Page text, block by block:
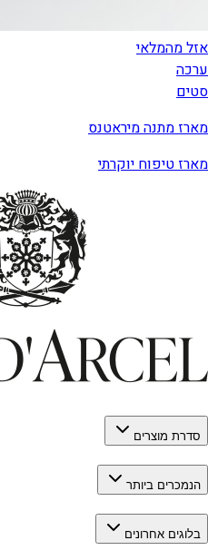
אזל מהמלאי
ערכה
סטים
מארז מתנה מיראטנס
מארז טיפוח יוקרתי
סדרת מוצרים
הנמכרים ביותר
בלוגים אחרונים